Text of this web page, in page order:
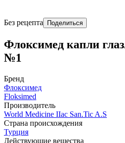
Без рецепта Поделиться
Флоксимед капли
№1
Бренд
Флоксимед
Floksimed
Производитель
World Мedicine IIac San.Tic A.S
Страна происхождения
Турция
Действующие вещества